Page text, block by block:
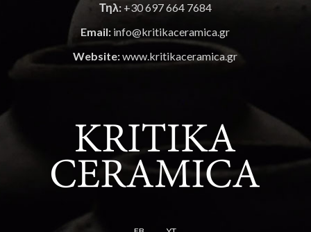
Τηλ: +30 697 664 7684
Email: info@kritikaceramica.gr
Website:www.kritikaceramica.gr